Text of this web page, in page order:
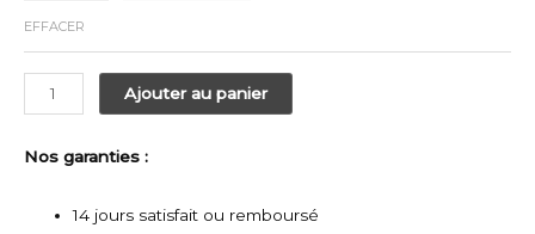
143,99€.113,99€.
EFFACER
quantité
de
Ajouter au panier
Nos garanties :
14 jours satisfait ou remboursé